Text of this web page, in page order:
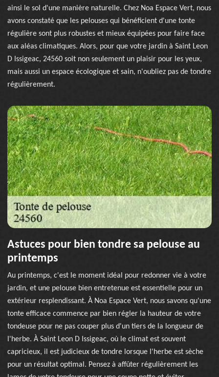
ainsi le sol d'une manière naturelle. Chez Noa Espace Vert, nous
avons constaté que les pelouses qui bénéficient d'une tonte
régulière sont plus robustes et mieux équipées pour faire face
aux aléas climatiques. Alors, pour que votre jardin à Saint Leon
D Issigeac, 24560 soit non seulement un plaisir pour les yeux,
mais aussi un espace écologique et sain, n'oubliez pas de tondre
régulièrement.
Astuces pour bien tondre sa pelouse au
printemps
Au printemps, c'est le moment idéal pour redonner vie à votre
jardin, et une pelouse bien entretenue est essentielle pour un
extérieur resplendissant. À Noa Espace Vert, nous savons qu'une
tonte efficace commence par bien régler la hauteur de votre
tondeuse pour ne pas couper plus d'un tiers de la longueur de
l'herbe. À Saint Leon D Issigeac, où le climat est souvent
capricieux, il est judicieux de tondre lorsque l'herbe est sèche
pour un résultat optimal. Pensez à affûter régulièrement les